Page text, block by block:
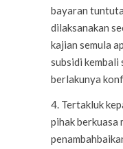
bayaran
dilaksanakan
kajian semula
subsidi kembali
berlakunya
4. Tertakluk
pihak berkuasa